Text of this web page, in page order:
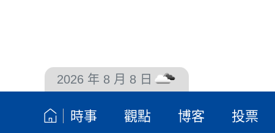
2026 年 8 月 8 日
時事 觀點 博客 投票